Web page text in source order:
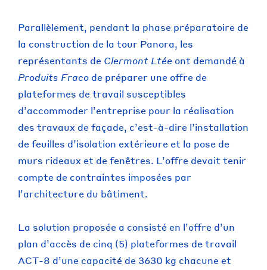
Parallèlement, pendant la phase préparatoire de
la construction de la tour Panora, les
représentants de Clermont Ltée ont demandé à
Produits Fraco de préparer une offre de
plateformes de travail susceptibles
d’accommoder l’entreprise pour la réalisation
des travaux de façade, c’est-à-dire l’installation
de feuilles d’isolation extérieure et la pose de
murs rideaux et de fenêtres. L’offre devait tenir
compte de contraintes imposées par
l’architecture du bâtiment.
La solution proposée a consisté en l’offre d’un
plan d’accès de cinq (5) plateformes de travail
ACT-8 d’une capacité de 3630 kg chacune et